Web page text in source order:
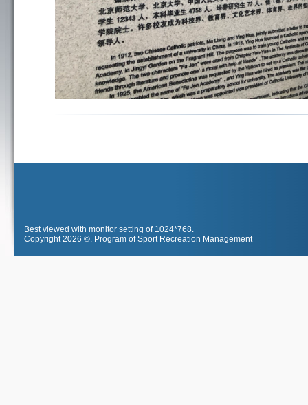
Best viewed with monitor setting of 1024*768.
Copyright 2026 ©. Program of Sport Recreation Management